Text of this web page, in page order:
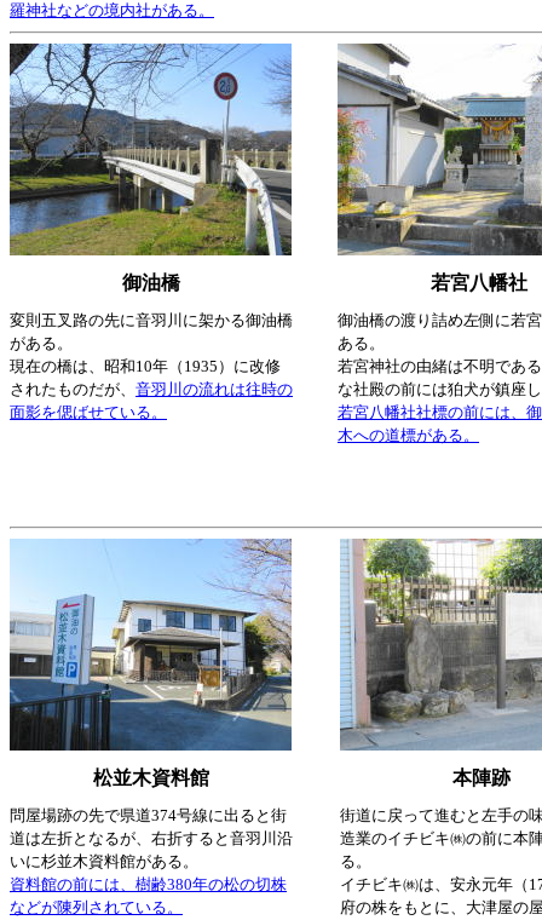
羅神社などの境内社がある。
御油橋 若宮八幡社
変則五叉路の先に音羽川に架かる御油橋
がある。
現在の橋は、昭和10年（1935）に改修
されたものだが、 音羽川の流れは往時の
面影を偲ばせている。
御油橋の渡り詰め左側に若
ある。
若宮神社の由緒は不明であ
な社殿の前には狛犬が鎮座
若宮八幡社社標の前には、
木への道標がある。
松並木資料館 本陣跡
問屋場跡の先で県道374号線に出ると街
道は左折となるが、右折すると音羽川沿
いに杉並木資料館がある。
資料館の前には、樹齢380年の松の切株
などが陳列されている。
街道に戻って進むと左手の
造業のイチビキ㈱の前に本
る。
イチビキ㈱は、安永元年（
府の株をもとに、大津屋の